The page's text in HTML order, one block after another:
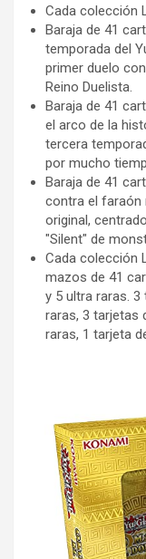
Cada colección
Baraja de 41
temporada del
primer duelo
Reino Duelista.
Baraja de 41
el arco de la
tercera
por mucho
Baraja de 41
contra el faraón
original,
"Silent" de
Cada colección
mazos de 41
y 5 ultra raras.
raras, 3 tarjetas
raras, 1 tarjeta